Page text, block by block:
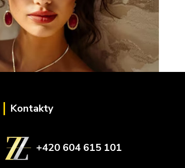
Kontakty
+420 604 615 101